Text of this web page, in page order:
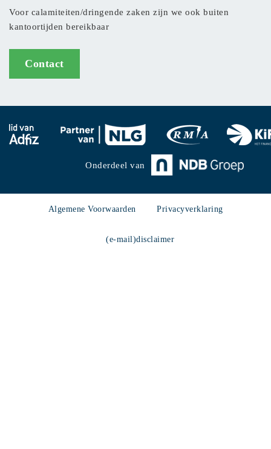
Voor calamiteiten/dringende zaken zijn we ook buiten
kantoortijden bereikbaar
Contact
Onderdeel van
Algemene Voorwaarden Privacyverklaring
(e-mail)disclaimer